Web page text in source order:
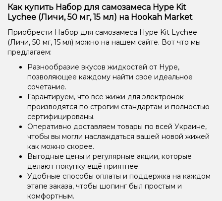
Как купить Набор для самозамеса Hype Kit
Lychee (Личи, 50 мг, 15 мл) на Hookah Market
Приобрести Набор для самозамеса Hype Kit Lychee
(Личи, 50 мг, 15 мл) можно на нашем сайте. Вот что мы
предлагаем:
Разнообразие вкусов жидкостей от Hype,
позволяющее каждому найти свое идеальное
сочетание.
Гарантируем, что все жижи для электронок
производятся по строгим стандартам и полностью
сертифицированы.
Оперативно доставляем товары по всей Украине,
чтобы вы могли наслаждаться вашей новой жижей
как можно скорее.
Выгодные цены и регулярные акции, которые
делают покупку ещё приятнее.
Удобные способы оплаты и поддержка на каждом
этапе заказа, чтобы шопинг был простым и
комфортным.